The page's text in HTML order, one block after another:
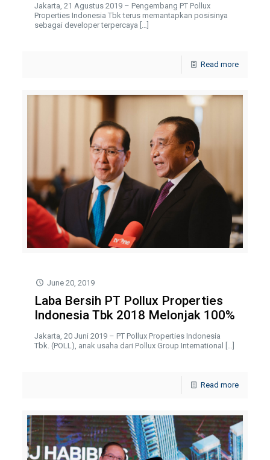
Jakarta, 21 Agustus 2019 – Pengembang PT Pollux
Properties Indonesia Tbk terus memantapkan posisinya
sebagai developer terpercaya
Read more
June 20, 2019
Laba Bersih PT Pollux Properties
Indonesia Tbk 2018 Melonjak 100%
Jakarta, 20 Juni 2019 – PT Pollux Properties Indonesia
Tbk. (POLL), anak usaha dari Pollux Group International […]
Read more